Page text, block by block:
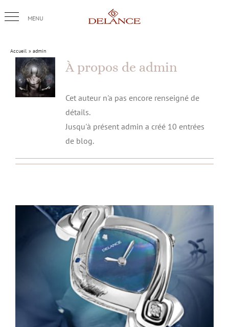
au
Accueil admin
À propos de admin
Cet auteur n'a pas encore renseigné de
détails.
Jusqu'à présent admin a créé 10 entrées
de blog.
La montre du mois : AOÛT – La Dolphin